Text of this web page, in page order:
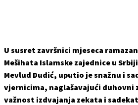
U susret završnici mjeseca
Mešihata Islamske zajednice u
Mevlud Dudić, uputio je snažnu i
vjernicima, naglašavajući duhovni
važnost izdvajanja zekata i